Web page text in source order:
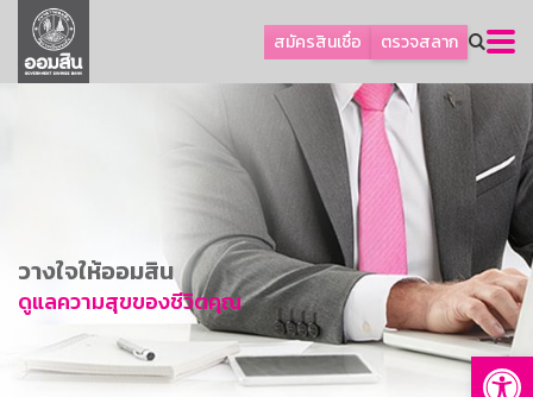
สมัครสินเชื่อ ตรวจสลาก
ลูกค้าธุรกิจ
ลูกค้าผู้ประกอบรายย่อย
การพัฒนาที่ยั่งยืน
ข่าวสาร
บริการทางการเงิน
อื่นๆ
วางใจให้ออมสิน
ดูแลความสุขของชีวิตคุณ